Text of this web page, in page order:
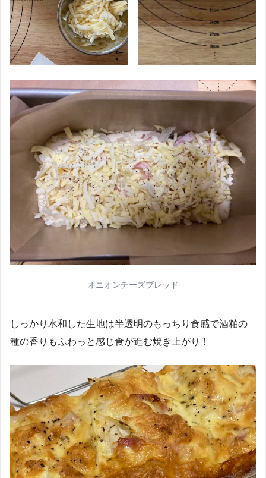
オニオンチーズブレッド
しっかり水和した生地は半透明のもっちり食感で酒粕の
種の香りもふわっと感じ食が進む焼き上がり！